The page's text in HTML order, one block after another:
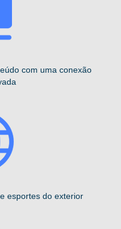
com uma conexão
esportes do exterior